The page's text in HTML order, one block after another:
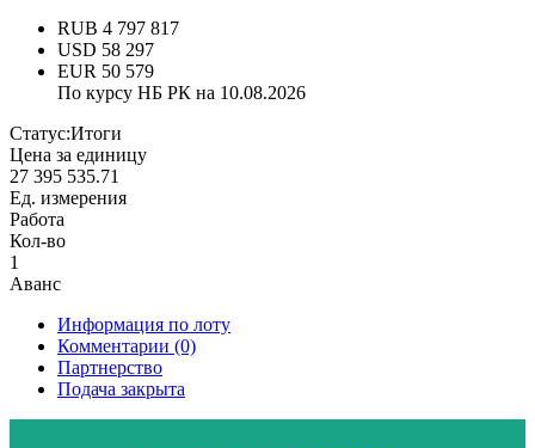
RUB 4 797 817
USD 58 297
EUR 50 579
По курсу НБ РК на 10.08.2026
Статус:Итоги
Цена за единицу
27 395 535.71
Ед. измерения
Работа
Кол-во
1
Аванс
Информация по лоту
Комментарии (0)
Партнерство
Подача закрыта